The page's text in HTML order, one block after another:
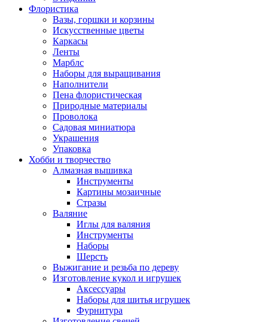
Флористика
Вазы, горшки и корзины
Искусственные цветы
Каркасы
Ленты
Марблс
Наборы для выращивания
Наполнители
Пена флористическая
Природные материалы
Проволока
Садовая миниатюра
Украшения
Упаковка
Хобби и творчество
Алмазная вышивка
Инструменты
Картины мозаичные
Стразы
Валяние
Иглы для валяния
Инструменты
Наборы
Шерсть
Выжигание и резьба по дереву
Изготовление кукол и игрушек
Аксессуары
Наборы для шитья игрушек
Фурнитура